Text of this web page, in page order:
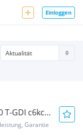
Einloggen
GDI c6kc1-
Garantie